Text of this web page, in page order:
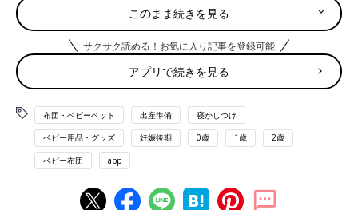
昨年2位から1位にランクアップ！ 10点セットで1万円をきる商
品が多数あり、「必要なものがすべてセットになっていて、お手
ごろ価格で買える」とコスパも重視するママ・パパから高評価。
まる洗いできるアイテムが多く、「洗っても肌触りが損なわれな
い」という声も目立ちました。
このまま続きを見る
サクサク読める！お気に入り記事を登録可能
アプリで続きを見る
布団・ベビーベッド 出産準備 寝かしつけ
ベビー用品・グッズ 妊娠後期 0歳 1歳 2歳
ベビー布団 app